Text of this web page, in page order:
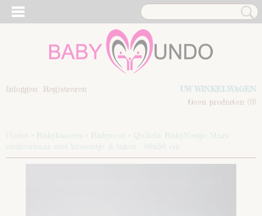
Inloggen Registreren
UW WINKELWAGEN
Geen producten (0)
Home > Babykamers > Babynest >
Quilola BabyNestje Mars
omkeerbaar met kussentje & laken - 86x50 cm